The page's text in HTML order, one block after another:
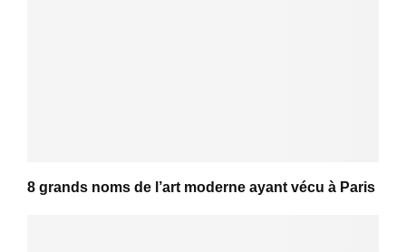
8 grands noms de l’art moderne ayant vécu à Paris